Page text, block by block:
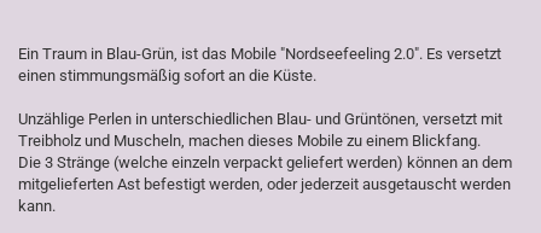
Ein Traum in Blau-Grün, ist das Mobile "Nordseefeeling 2.0". Es versetzt
einen stimmungsmäßig sofort an die Küste.
Unzählige Perlen in unterschiedlichen Blau- und Grüntönen, versetzt mit
Treibholz und Muscheln, machen dieses Mobile zu einem Blickfang.
Die 3 Stränge (welche einzeln verpackt geliefert werden) können an dem
mitgelieferten Ast befestigt werden, oder jederzeit ausgetauscht werden
kann.